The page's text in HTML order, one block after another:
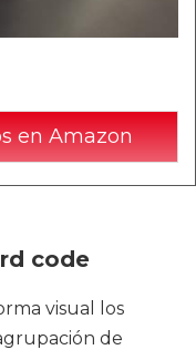
en Amazon
code
visual los
de